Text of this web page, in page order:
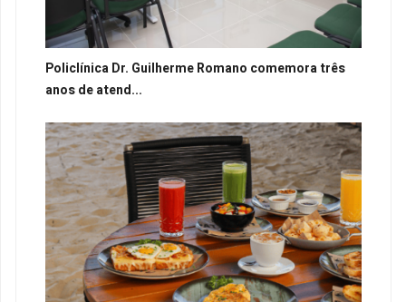
Policlínica Dr. Guilherme Romano comemora três
anos de atend...